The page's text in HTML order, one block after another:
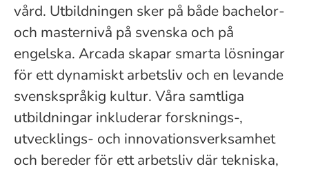
vård. Utbildningen sker på både bachelor-
och masternivå på svenska och på
engelska. Arcada skapar smarta lösningar
för ett dynamiskt arbetsliv och en levande
svenskspråkig kultur. Våra samtliga
utbildningar inkluderar forsknings-,
utvecklings- och innovationsverksamhet
och bereder för ett arbetsliv där tekniska,